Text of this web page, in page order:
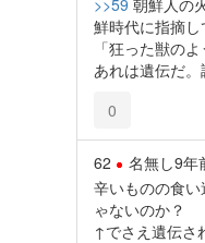
>>59 朝鮮人の
鮮時代に指摘し
「狂った獣の
あれは遺伝だ。
0
62 名無し9年
辛いものの食
ゃないのか？
↑でさえ遺伝さ